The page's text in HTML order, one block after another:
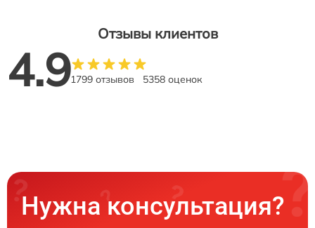
Отзывы клиентов
4.91799 отзывов 5358 оценок
Нужна консультация?